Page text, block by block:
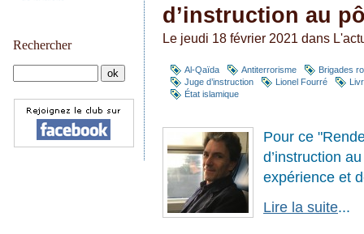
d’instruction au
Le jeudi 18 février 2021 dans
Al-Qaïda Antiterrorisme
Brigades
Juge d’instruction
Lionel Fourré
État islamique
Pour ce
d’instruction
expérience et
Lire la suite...
Rechercher